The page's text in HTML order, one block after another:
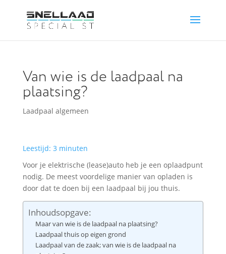
Van wie is de laadpaal na
plaatsing?
Laadpaal algemeen
Leestijd: 3 minuten
Voor je elektrische (lease)auto heb je een oplaadpunt
nodig. De meest voordelige manier van opladen is
door dat te doen bij een laadpaal bij jou thuis.
Inhoudsopgave:
Maar van wie is de laadpaal na plaatsing?
Laadpaal thuis op eigen grond
Laadpaal van de zaak; van wie is de laadpaal na